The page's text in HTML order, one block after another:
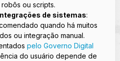
ou scripts.
de sistemas:
quando há muitos
ou integração manual.
pelo Governo Digital
do usuário depende de